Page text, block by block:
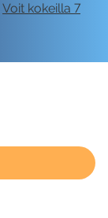
Voit kokeilla 7